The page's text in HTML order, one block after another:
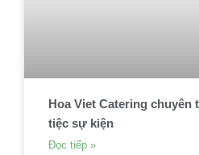
Hoa Viet Catering
tiệc sự kiện
Đọc tiếp »